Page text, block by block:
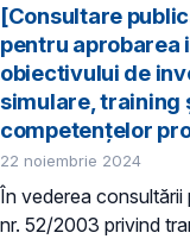
[Consultare
pentru
obiectivului de
simulare, training
competențelor
22 noiembrie 2024
În vederea consultării
nr. 52/2003 privind